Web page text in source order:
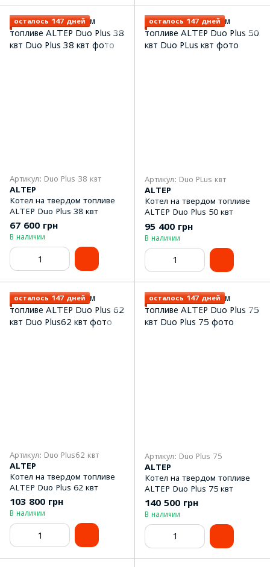
осталось 147 дней
Артикул: Duo Plus 38 квт
ALTEP
Котел на твердом топливе
ALTEP Duo Plus 38 квт
67 600 грн
В наличии
осталось 147 дней
Артикул: Duo PLus квт
ALTEP
Котел на твердом топливе
ALTEP Duo Plus 50 квт
95 400 грн
В наличии
осталось 147 дней
Артикул: Duo Plus62 квт
ALTEP
Котел на твердом топливе
ALTEP Duo Plus 62 квт
103 800 грн
В наличии
осталось 147 дней
Артикул: Duo Plus 75
ALTEP
Котел на твердом топливе
ALTEP Duo Plus 75 квт
140 500 грн
В наличии